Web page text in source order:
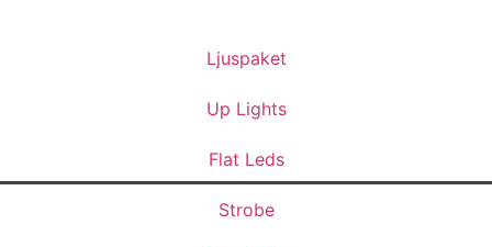
Ljuspaket
Up Lights
Flat Leds
Strobe